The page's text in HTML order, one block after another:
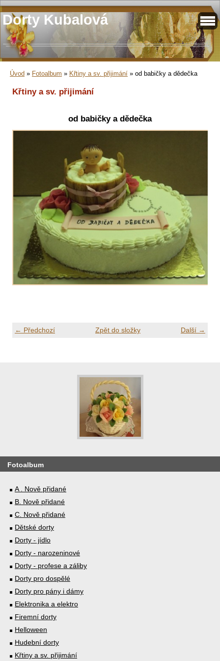
Dorty Kubalová
Úvod » Fotoalbum » Křtiny a sv. přijimání » od babičky a dědečka
Křtiny a sv. přijimání
od babičky a dědečka
← Předchozí Další →
Zpět do složky
Fotoalbum
A . Nově přidané
B. Nově přidané
C. Nově přidané
Dětské dorty
Dorty - jídlo
Dorty - narozeninové
Dorty - profese a záliby
Dorty pro dospělé
Dorty pro pány i dámy
Elektronika a elektro
Firemní dorty
Helloween
Hudební dorty
Křtiny a sv. přijimání